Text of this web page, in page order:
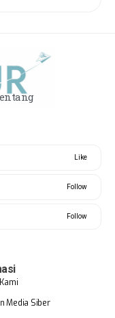
Like
Follow
Follow
Media Siber